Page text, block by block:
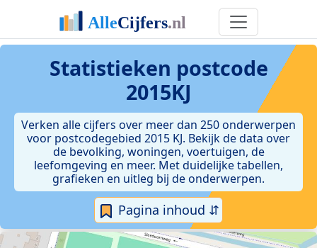
Statistieken postcode
2015KJ
Verken alle cijfers over meer dan 250 onderwerpen
voor postcodegebied 2015 KJ. Bekijk de data over
de bevolking, woningen, voertuigen, de
leefomgeving en meer. Met duidelijke tabellen,
grafieken en uitleg bij de onderwerpen.
Pagina inhoud ⇵